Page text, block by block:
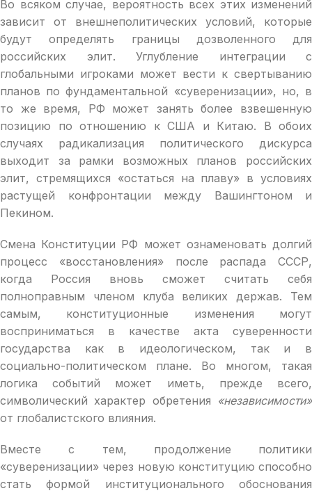
Во всяком случае, вероятность всех этих изменений
зависит от внешнеполитических условий, которые
будут определять границы дозволенного для
российских элит. Углубление интеграции с
глобальными игроками может вести к свертыванию
планов по фундаментальной «суверенизации», но, в
то же время, РФ может занять более взвешенную
позицию по отношению к США и Китаю. В обоих
случаях радикализация политического дискурса
выходит за рамки возможных планов российских
элит, стремящихся «остаться на плаву» в условиях
растущей конфронтации между Вашингтоном и
Пекином.
Смена Конституции РФ может ознаменовать долгий
процесс «восстановления» после распада СССР,
когда Россия вновь сможет считать себя
полноправным членом клуба великих держав. Тем
самым, конституционные изменения могут
восприниматься в качестве акта суверенности
государства как в идеологическом, так и в
социально-политическом плане. Во многом, такая
логика событий может иметь, прежде всего,
символический характер обретения «независимости»
от глобалистского влияния.
Вместе с тем, продолжение политики
«суверенизации» через новую конституцию способно
стать формой институционального обоснования